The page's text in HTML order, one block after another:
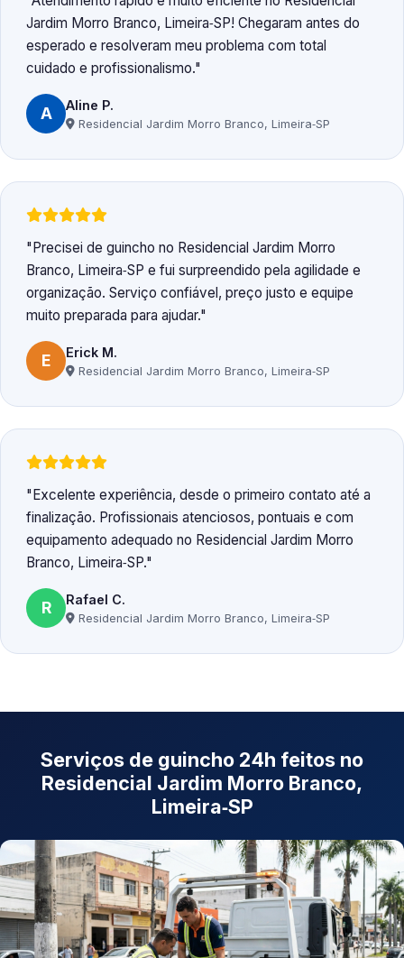
Jardim Morro Branco, Limeira‑SP! Chegaram antes do
esperado e resolveram meu problema com total
cuidado e profissionalismo.
A Aline P.
Residencial Jardim Morro Branco, Limeira‑SP
Precisei de guincho no Residencial Jardim Morro
Branco, Limeira‑SP e fui surpreendido pela agilidade e
organização. Serviço confiável, preço justo e equipe
muito preparada para ajudar.
E Erick M.
Residencial Jardim Morro Branco, Limeira‑SP
Excelente experiência, desde o primeiro contato até a
finalização. Profissionais atenciosos, pontuais e com
equipamento adequado no Residencial Jardim Morro
Branco, Limeira‑SP.
R Rafael C.
Residencial Jardim Morro Branco, Limeira‑SP
Serviços de guincho 24h feitos no
Residencial Jardim Morro Branco,
Limeira‑SP